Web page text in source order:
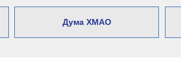
Дума ХМАО